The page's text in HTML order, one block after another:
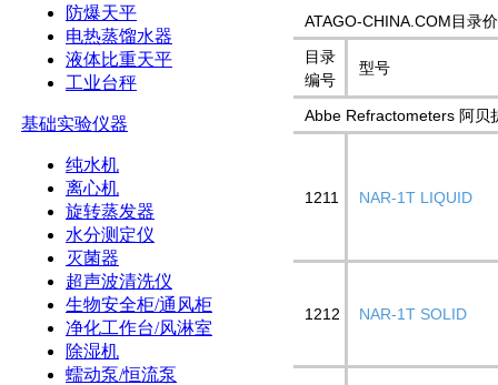
防爆天平
电热蒸馏水器
液体比重天平
工业台秤
基础实验仪器
纯水机
离心机
旋转蒸发器
水分测定仪
灭菌器
超声波清洗仪
生物安全柜/通风柜
净化工作台/风淋室
除湿机
蠕动泵/恒流泵
ATAGO-CHINA.COM目录
目录
编号
型号
Abbe Refractometers 阿贝
1211 NAR-1T LIQUID
1212 NAR-1T SOLID